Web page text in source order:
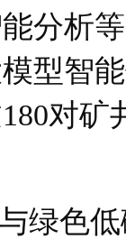
分析
型智
对
色低